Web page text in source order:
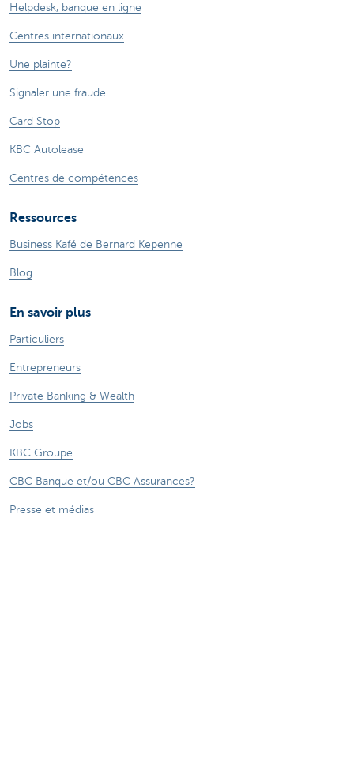
Helpdesk, banque en ligne
Centres internationaux
Une plainte?
Signaler une fraude
Card Stop
KBC Autolease
Centres de compétences
Ressources
Business Kafé de Bernard Kepenne
Blog
En savoir plus
Particuliers
Entrepreneurs
Private Banking & Wealth
Jobs
KBC Groupe
CBC Banque et/ou CBC Assurances?
Presse et médias